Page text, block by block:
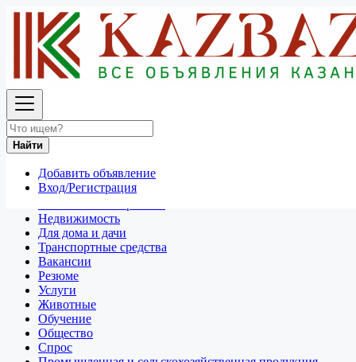
Найти
Добавить объявление
Вход/Регистрация
Услуги
Все объявления в 50 км around Казань
Разное
Личные вещи
Недвижимость
Для дома и дачи
Транспортные средства
Вакансии
Резюме
Услуги
Животные
Обучение
Общество
Спрос